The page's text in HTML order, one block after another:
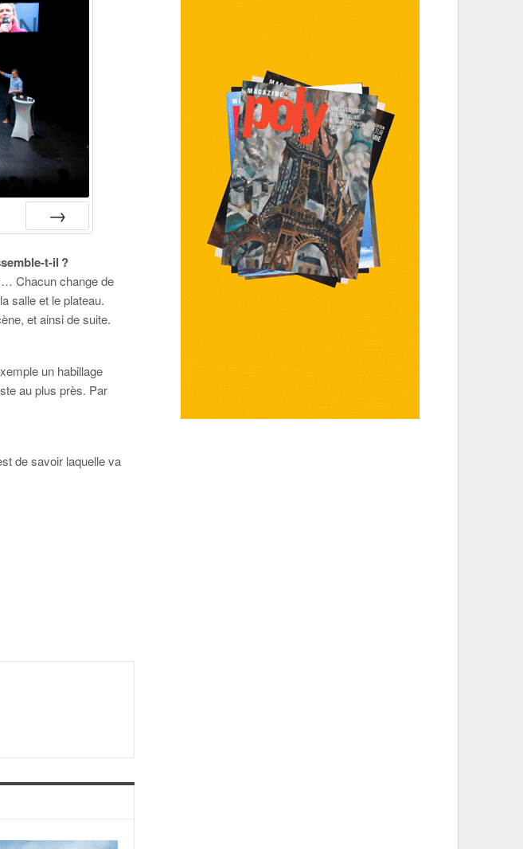
t-il ?
Chacun change de
salle et le plateau.
et ainsi de suite.
un habillage
au plus près. Par
de savoir laquelle va